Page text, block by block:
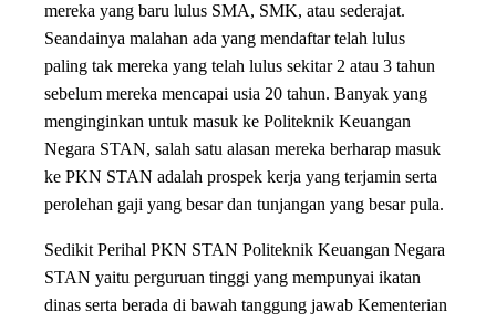
mereka yang baru lulus SMA, SMK, atau sederajat.
Seandainya malahan ada yang mendaftar telah lulus
paling tak mereka yang telah lulus sekitar 2 atau 3 tahun
sebelum mereka mencapai usia 20 tahun. Banyak yang
menginginkan untuk masuk ke Politeknik Keuangan
Negara STAN, salah satu alasan mereka berharap masuk
ke PKN STAN adalah prospek kerja yang terjamin serta
perolehan gaji yang besar dan tunjangan yang besar pula.
Sedikit Perihal PKN STAN Politeknik Keuangan Negara
STAN yaitu perguruan tinggi yang mempunyai ikatan
dinas serta berada di bawah tanggung jawab Kementerian